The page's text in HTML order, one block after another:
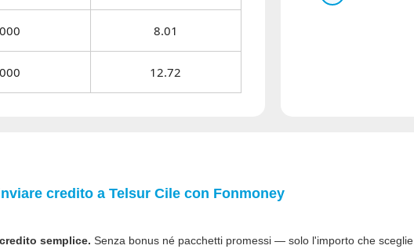
8.01
12.72
credito a Telsur Cile con Fonmoney
semplice. Senza bonus né pacchetti promessi — solo l'importo che sceglie.